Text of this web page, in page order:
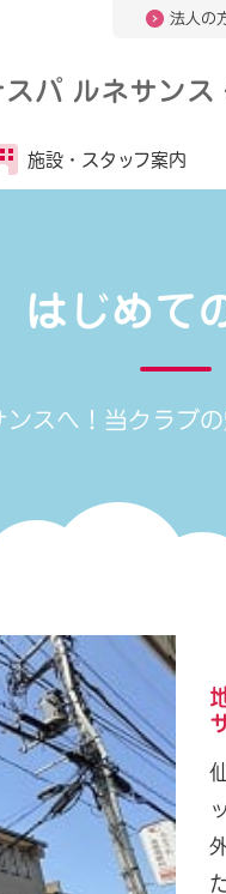
法人の
パ ルネサンス
施設・ スタッフ案内
はじめて
スへ！ 当クラブ